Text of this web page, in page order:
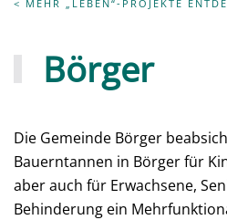
< MEHR „LEBEN“-PROJEKTE
Börger
Die Gemeinde Börger
Bauerntannen in Börger für
aber auch für Erwachsene,
Behinderung ein